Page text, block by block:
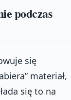
podczas
się
materiał,
się to na